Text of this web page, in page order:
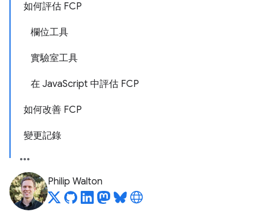
如何評估 FCP
欄位工具
實驗室工具
在 JavaScript 中評估 FCP
如何改善 FCP
變更記錄
Philip Walton